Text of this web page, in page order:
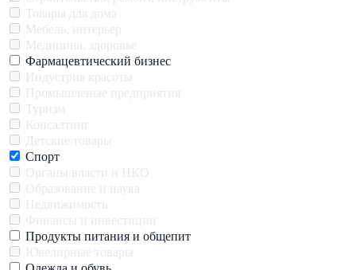
Товары для дома
Мебель, интерьер
Медицина, здоровье
Фармацевтический бизнес
Индустрия красоты
Промышленые предприятия
Туризм
Консалтинг
Детские товары
Спорт
Органы власти и НКО
Образование и наука
Недвижимость
Финансы и инвестиции
Продукты питания и общепит
Ювелирные товары